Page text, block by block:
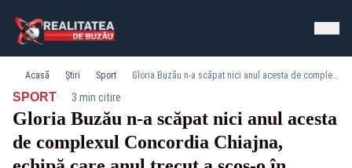
Acasă Știri Sport Gloria Buzău n-a scăpat nici anul acesta de complexul Concordia Chiajna, echipă care anul trecut a scos-o în ultima etapă din locurile de play-off
SPORT· 3 min citire
Gloria Buzău n-a scăpat nici anul acesta
de complexul Concordia Chiajna,